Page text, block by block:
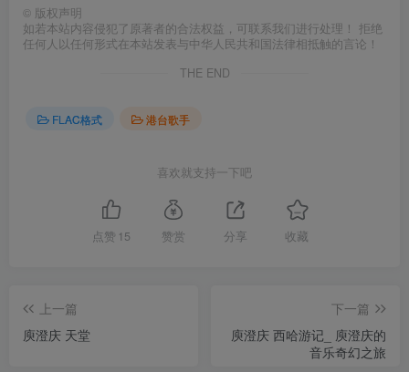
© 版权声明
如若本站内容侵犯了原著者的合法权益，可联系我们进行处理！ 拒绝
任何人以任何形式在本站发表与中华人民共和国法律相抵触的言论！
THE END
FLAC格式 港台歌手
喜欢就支持一下吧
点赞 15 赞赏 分享 收藏
上一篇
庾澄庆 天堂
下一篇
庾澄庆 西哈游记_ 庾澄庆的
音乐奇幻之旅